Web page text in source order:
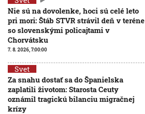
Nie sú na dovolenke, hoci sú celé leto
pri mori: Štáb STVR strávil deň v teréne
so slovenskými policajtami v
Chorvátsku
7. 8. 2026, 7:00:00
Svet
Za snahu dostať sa do Španielska
zaplatili životom: Starosta Ceuty
oznámil tragickú bilanciu migračnej
krízy